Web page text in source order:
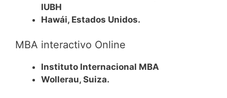
IUBH
Hawái, Estados Unidos.
MBA interactivo Online
Instituto Internacional MBA
Wollerau, Suiza.